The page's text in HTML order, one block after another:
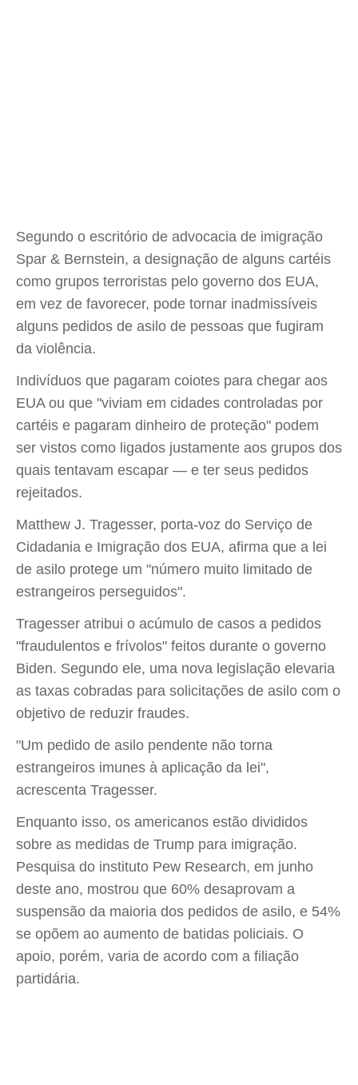
Segundo o escritório de advocacia de imigração
Spar & Bernstein, a designação de alguns cartéis
como grupos terroristas pelo governo dos EUA,
em vez de favorecer, pode tornar inadmissíveis
alguns pedidos de asilo de pessoas que fugiram
da violência.
Indivíduos que pagaram coiotes para chegar aos
EUA ou que "viviam em cidades controladas por
cartéis e pagaram dinheiro de proteção" podem
ser vistos como ligados justamente aos grupos dos
quais tentavam escapar — e ter seus pedidos
rejeitados.
Matthew J. Tragesser, porta-voz do Serviço de
Cidadania e Imigração dos EUA, afirma que a lei
de asilo protege um "número muito limitado de
estrangeiros perseguidos".
Tragesser atribui o acúmulo de casos a pedidos
"fraudulentos e frívolos" feitos durante o governo
Biden. Segundo ele, uma nova legislação elevaria
as taxas cobradas para solicitações de asilo com o
objetivo de reduzir fraudes.
"Um pedido de asilo pendente não torna
estrangeiros imunes à aplicação da lei",
acrescenta Tragesser.
Enquanto isso, os americanos estão divididos
sobre as medidas de Trump para imigração.
Pesquisa do instituto Pew Research, em junho
deste ano, mostrou que 60% desaprovam a
suspensão da maioria dos pedidos de asilo, e 54%
se opõem ao aumento de batidas policiais. O
apoio, porém, varia de acordo com a filiação
partidária.